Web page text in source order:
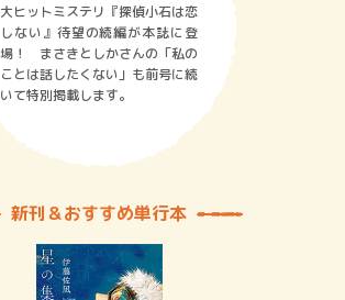
大ヒットミステリ『探偵小石は恋
しない』待望の続編が本誌に登
場！ まさきとしかさんの「私の
ことは話したくない」も前号に続
いて特別掲載します。
新刊＆おすすめ単行本